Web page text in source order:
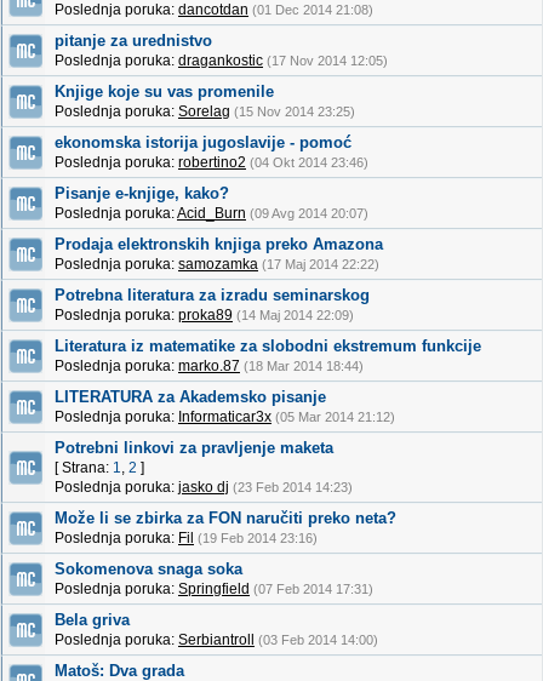
Poslednja poruka: dancotdan (01 Dec 2014 21:08)
pitanje za urednistvo
Poslednja poruka: dragankostic (17 Nov 2014 12:05)
Knjige koje su vas promenile
Poslednja poruka: Sorelag (15 Nov 2014 23:25)
ekonomska istorija jugoslavije - pomoć
Poslednja poruka: robertino2 (04 Okt 2014 23:46)
Pisanje e-knjige, kako?
Poslednja poruka:Acid_Burn (09 Avg 2014 20:07)
Prodaja elektronskih knjiga preko Amazona
Poslednja poruka: samozamka (17 Maj 2014 22:22)
Potrebna literatura za izradu seminarskog
Poslednja poruka: proka89 (14 Maj 2014 22:09)
Literatura iz matematike za slobodni ekstremum funkcije
Poslednja poruka: marko.87 (18 Mar 2014 18:44)
LITERATURA za Akademsko pisanje
Poslednja poruka: Informaticar3x (05 Mar 2014 21:12)
Potrebni linkovi za pravljenje maketa
[ Strana: 1, 2 ]
Poslednja poruka: jasko dj (23 Feb 2014 14:23)
Može li se zbirka za FON naručiti preko neta?
Poslednja poruka: Fil (19 Feb 2014 23:16)
Sokomenova snaga soka
Poslednja poruka: Springfield (07 Feb 2014 17:31)
Bela griva
Poslednja poruka: Serbiantroll (03 Feb 2014 14:00)
Matoš: Dva grada